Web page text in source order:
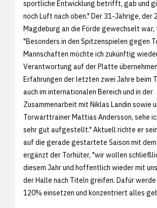
sportliche Entwicklung betrifft, gab und
noch Luft nach oben." Der 31-Jährige, der
Magdeburg an die Förde gewechselt war,
"Besonders in den Spitzenspielen gegen
Mannschaften möchte ich zukünftig
Verantwortung auf der Platte
Erfahrungen der letzten zwei Jahre beim
auch im internationalen Bereich und in der
Zusammenarbeit mit Niklas Landin sowie
Torwarttrainer Mattias Andersson, sehe
sehr gut aufgestellt." Aktuell richte er
auf die gerade gestartete Saison mit dem
ergänzt der Torhüter, "wir wollen
diesem Jahr und hoffentlich wieder mit
der Halle nach Titeln greifen. Dafür werde
120% einsetzen und konzentriert alles